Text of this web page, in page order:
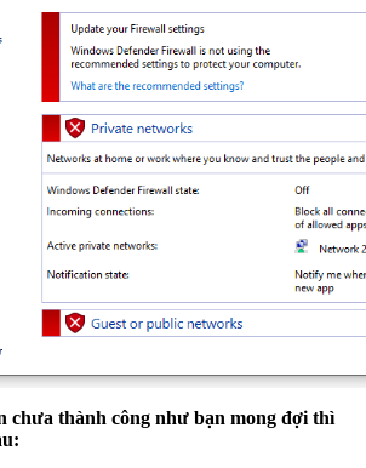
chưa thành công như bạn mong đợi thì